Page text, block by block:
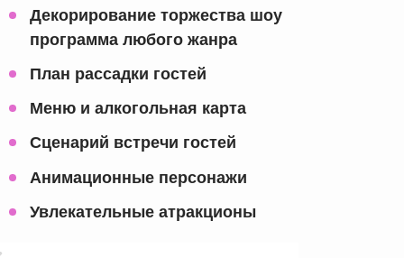
Декорирование торжества шоу
программа любого жанра
План рассадки гостей
Меню и алкогольная карта
Сценарий встречи гостей
Анимационные персонажи
Увлекательные атракционы